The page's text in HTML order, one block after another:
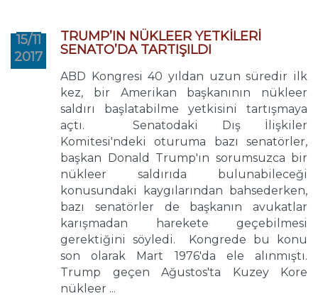
15/11
2017
TRUMP’IN NÜKLEER YETKİLERİ
SENATO’DA TARTIŞILDI
ABD Kongresi 40 yıldan uzun süredir ilk
kez, bir Amerikan başkanının nükleer
saldırı başlatabilme yetkisini tartışmaya
açtı. Senatodaki Dış İlişkiler
Komitesi'ndeki oturuma bazı senatörler,
başkan Donald Trump'ın sorumsuzca bir
nükleer saldırıda bulunabileceği
konusundaki kaygılarından bahsederken,
bazı senatörler de başkanın avukatlar
karışmadan harekete geçebilmesi
gerektiğini söyledi. Kongrede bu konu
son olarak Mart 1976'da ele alınmıştı.
Trump geçen Ağustos'ta Kuzey Kore
nükleer ...